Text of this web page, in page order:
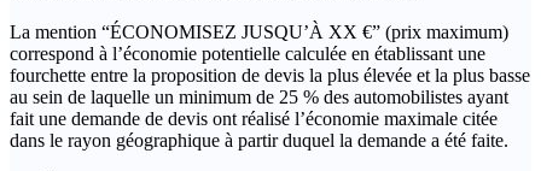
La mention “ÉCONOMISEZ JUSQU’À XX €” (prix maximum)
correspond à l’économie potentielle calculée en établissant une
fourchette entre la proposition de devis la plus élevée et la plus basse
au sein de laquelle un minimum de 25 % des automobilistes ayant
fait une demande de devis ont réalisé l’économie maximale citée
dans le rayon géographique à partir duquel la demande a été faite.